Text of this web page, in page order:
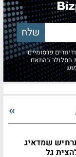
פרסומיים
הסלולר בהתאם
שמדאיג
גל